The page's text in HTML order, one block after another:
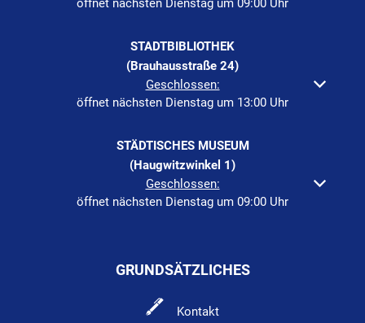
öffnet nächsten Dienstag um 09:00 Uhr
STADTBIBLIOTHEK
(Brauhausstraße 24)
Klicken, um weitere Öffnungs- oder Schließzeiten
Geschlossen:
öffnet nächsten Dienstag um 13:00 Uhr
STÄDTISCHES MUSEUM
(Haugwitzwinkel 1)
Klicken, um weitere Öffnungs- oder Schließzeiten
Geschlossen:
öffnet nächsten Dienstag um 09:00 Uhr
GRUNDSÄTZLICHES
Kontakt